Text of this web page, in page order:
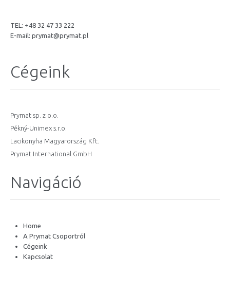
TEL: +48 32 47 33 222
E-mail: prymat@prymat.pl
Cégeink
Prymat sp. z o.o.
Pěkný-Unimex s.r.o.
Lacikonyha Magyarország Kft.
Prymat International GmbH
Navigáció
Home
A Prymat Csoportról
Cégeink
Kapcsolat